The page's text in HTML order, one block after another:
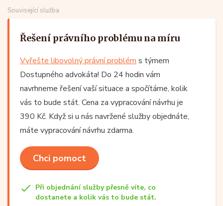
Související služba
Řešení právního problému na míru
Vyřešte libovolný právní problém s týmem
Dostupného advokáta! Do 24 hodin vám
navrhneme řešení vaší situace a spočítáme, kolik
vás to bude stát. Cena za vypracování návrhu je
390 Kč. Když si u nás navržené služby objednáte,
máte vypracování návrhu zdarma.
Chci pomoct
Při objednání služby přesně víte, co
dostanete a kolik vás to bude stát.